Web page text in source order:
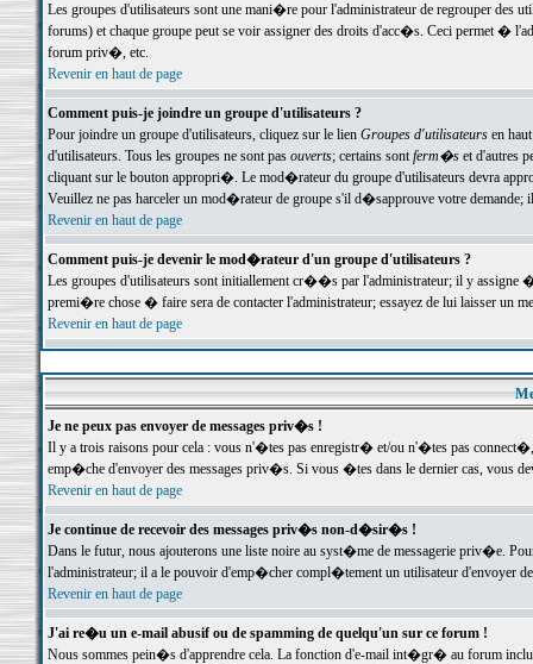
Les groupes d'utilisateurs sont une mani�re pour l'administrateur de regrouper des
forums) et chaque groupe peut se voir assigner des droits d'acc�s. Ceci permet
forum priv�, etc.
Revenir en haut de page
Comment puis-je joindre un groupe d'utilisateurs ?
Pour joindre un groupe d'utilisateurs, cliquez sur le lien Groupes d'utilisateursen haut
d'utilisateurs. Tous les groupes ne sont pas ouverts; certains sontferm�set d'autres
cliquant sur le bouton appropri�. Le mod�rateur du groupe d'utilisateurs devra
Veuillez ne pas harceler un mod�rateur de groupe s'il d�sapprouve votre demande;
Revenir en haut de page
Comment puis-je devenir le mod�rateur d'un groupe d'utilisateurs ?
Les groupes d'utilisateurs sont initiallement cr��s par l'administrateur; il y
premi�re chose � faire sera de contacter l'administrateur; essayez de lui laisser un
Revenir en haut de page
Je ne peux pas envoyer de messages priv�s !
Il y a trois raisons pour cela : vous n'�tes pas enregistr� et/ou n'�tes pas
emp�che d'envoyer des messages priv�s. Si vous �tes dans le dernier cas, vous
Revenir en haut de page
Je continue de recevoir des messages priv�s non-d�sir�s !
Dans le futur, nous ajouterons une liste noire au syst�me de messagerie priv�e.
l'administrateur; il a le pouvoir d'emp�cher compl�tement un utilisateur d'envoyer
Revenir en haut de page
J'ai re�u un e-mail abusif ou de spamming de quelqu'un sur ce forum !
Nous sommes pein�s d'apprendre cela. La fonction d'e-mail int�gr� au forum inclut